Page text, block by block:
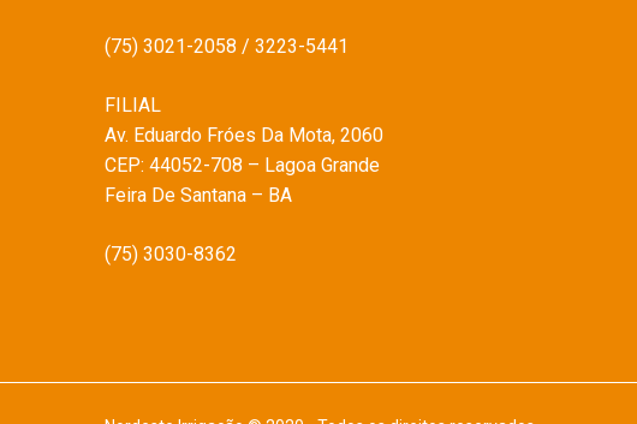
(75) 3021-2058 / 3223-5441
FILIAL
Av. Eduardo Fróes Da Mota, 2060
CEP: 44052-708 – Lagoa Grande
Feira De Santana – BA
(75) 3030-8362